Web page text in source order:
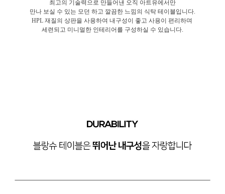
최고의 기술력으로 만들어낸 오직 아트유에서만
만나 보실 수 있는 모던 하고 깔끔한 느낌의 식탁 테이블입니다.
HPL 재질의 상판을 사용하여 내구성이 좋고 사용이 편리하며
세련되고 미니멀한 인테리어를 구성하실 수 있습니다.